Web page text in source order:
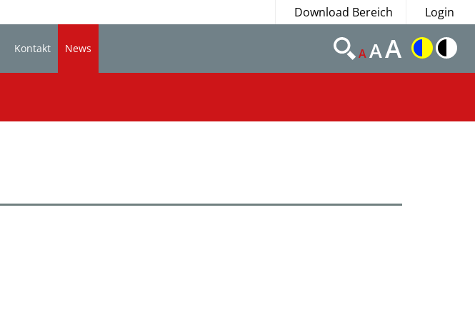
Download Bereich Login
Kontakt News AAA